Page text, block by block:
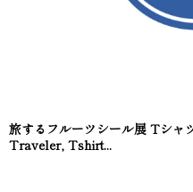
旅するフルーツシール展 Tシ
Traveler, Tshirt...